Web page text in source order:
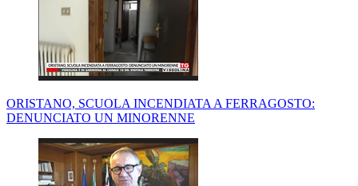
ORISTANO, SCUOLA INCENDIATA A FERRAGOSTO:
DENUNCIATO UN MINORENNE